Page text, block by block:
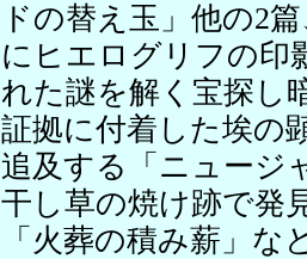
ドの替え玉」他の2
にヒエログリフの印
れた謎を解く宝探し
証拠に付着した埃の
追及する「ニュージ
干し草の焼け跡で発
「火葬の積み薪」